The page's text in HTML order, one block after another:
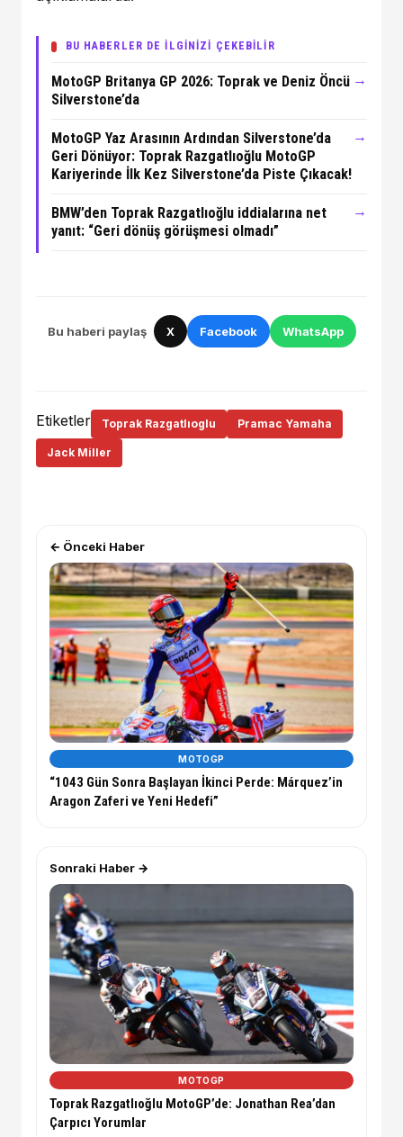
BU HABERLER DE İLGİNİZİ ÇEKEBİLİR
MotoGP Britanya GP 2026: Toprak ve Deniz Öncü
Silverstone’da
→
MotoGP Yaz Arasının Ardından Silverstone’da
Geri Dönüyor: Toprak Razgatlıoğlu MotoGP
Kariyerinde İlk Kez Silverstone’da Piste Çıkacak!
→
BMW’den Toprak Razgatlıoğlu iddialarına net
yanıt: “Geri dönüş görüşmesi olmadı”
→
Bu haberi paylaş X Facebook WhatsApp
Etiketler Toprak Razgatlıoglu Pramac Yamaha
Jack Miller
← Önceki Haber
MOTOGP
“1043 Gün Sonra Başlayan İkinci Perde: Márquez’in
Aragon Zaferi ve Yeni Hedefi”
Sonraki Haber →
MOTOGP
Toprak Razgatlıoğlu MotoGP’de: Jonathan Rea’dan
Çarpıcı Yorumlar